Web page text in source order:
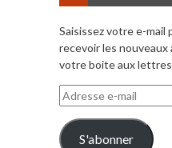
Saisissez votre e-mail
recevoir les
votre boite aux
Adresse
e-
mail
S'abonner